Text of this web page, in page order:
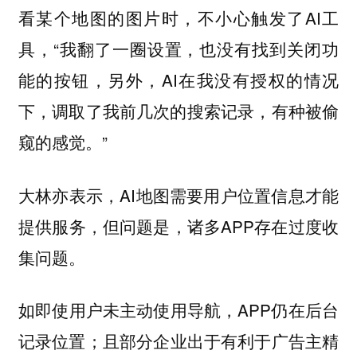
看某个地图的图片时，不小心触发了AI工
具，“我翻了一圈设置，也没有找到关闭功
能的按钮，另外，AI在我没有授权的情况
下，调取了我前几次的搜索记录，有种被偷
窥的感觉。”
大林亦表示，AI地图需要用户位置信息才能
提供服务，但问题是，诸多APP存在过度收
集问题。
如即使用户未主动使用导航，APP仍在后台
记录位置；且部分企业出于有利于广告主精